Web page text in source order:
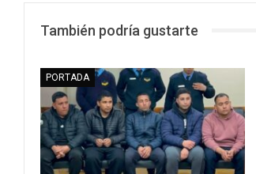
También podría gustarte
PORTADA